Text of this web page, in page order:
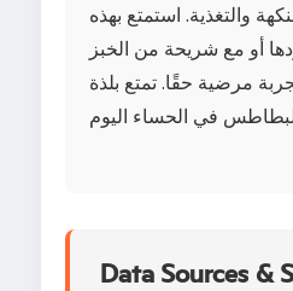
والتغذية. استمتع بهذه
أو مع شريحة من الخبز
مرضية حقًا. تمتع بلذة
Data Sources &